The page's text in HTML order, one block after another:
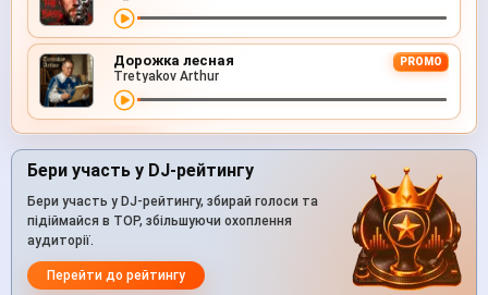
Дорожка лесная PROMO
Tretyakov Arthur
Бери участь у DJ-рейтингу
Бери участь у DJ-рейтингу, збирай голоси та
підіймайся в TOP, збільшуючи охоплення
аудиторії.
Перейти до рейтингу